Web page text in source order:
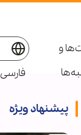
و
فارسی
پیشنهاد ویژه